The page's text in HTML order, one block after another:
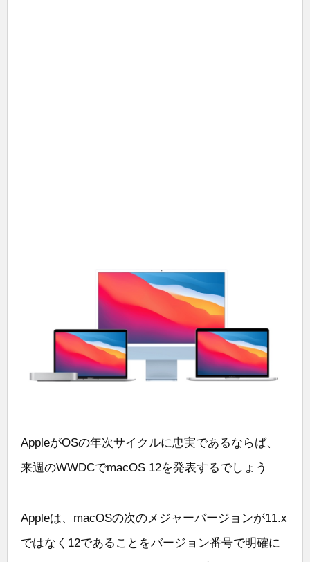
AppleがOSの年次サイクルに忠実であるならば、
来週のWWDCでmacOS 12を発表するでしょう
Appleは、macOSの次のメジャーバージョンが11.x
ではなく12であることをバージョン番号で明確に